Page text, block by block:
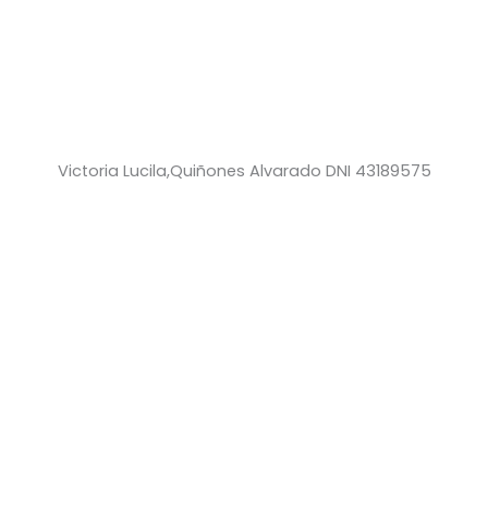
Victoria Lucila,Quiñones Alvarado DNI 43189575